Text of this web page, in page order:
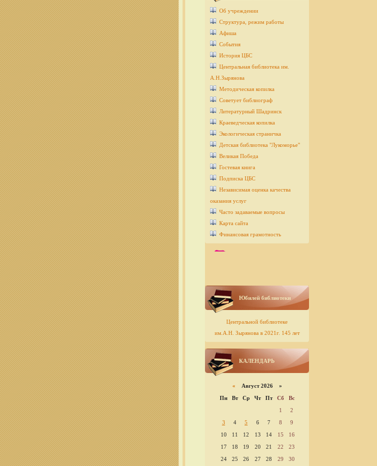
Об учреждении
Структура, режим работы
Афиша
События
История ЦБС
Центральная библиотека им.
А.Н.Зырянова
Методическая копилка
Советует библиограф
Литературный Шадринск
Краеведческая копилка
Экологическая страничка
Детcкая библиотека "Лукоморье"
Великая Победа
Гостевая книга
Подписка ЦБС
Независимая оценка качества
оказания услуг
Часто задаваемые вопросы
Карта сайта
Финансовая грамотность
Юбилей библиотеки
Центральной библиотеке
им.А.Н. Зырянова в 2021г. 145 лет
КАЛЕНДАРЬ
« Август 2026 »
Пн
Вт Ср Чт Пт Сб
Вс
1
2
3
4 5 6 7 8
9
10
11 12 13 14 15
16
17
18 19 20 21 22
23
24
25 26 27 28 29 30